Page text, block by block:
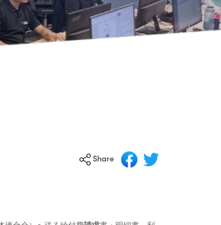
Share